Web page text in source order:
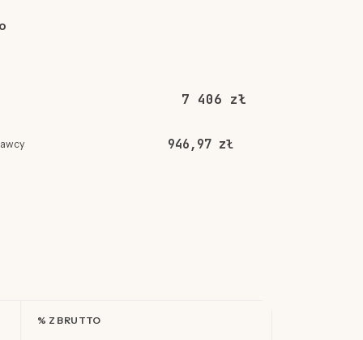
7 406 zł
946,97 zł
% Z BRUTTO